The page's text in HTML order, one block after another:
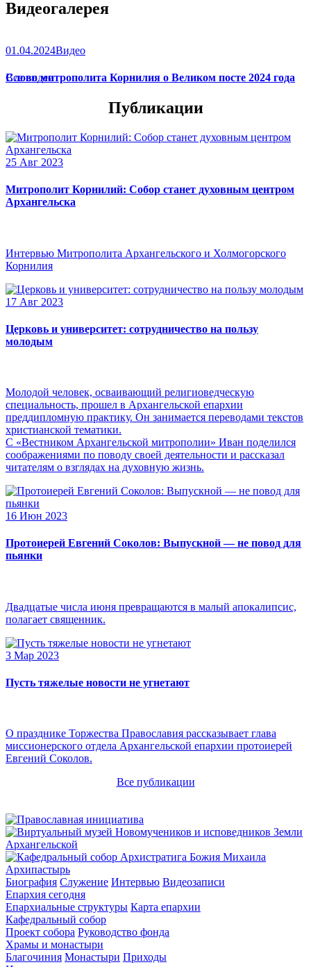
(икона),Игрицкая,Шуйская
Сергиевская(в Троице-Сергиевой Лавре).
Видеогалерея
01.04.2024Видео
Слово митрополита Корнилия о Великом посте 2024 года
Все видео
Публикации
25 Авг 2023
Митрополит Корнилий: Собор станет духовным центром
Архангельска
Интервью Митрополита Архангельского и Холмогорского
Корнилия
17 Авг 2023
Церковь и университет: сотрудничество на пользу
молодым
Молодой человек, осваивающий религиоведческую
специальность, прошел в Архангельской епархии
преддипломную практику. Он занимается переводами текстов
христианской тематики.
С «Вестником Архангельской митрополии» Иван поделился
соображениями по поводу своей деятельности и рассказал
читателям о взглядах на духовную жизнь.
16 Июн 2023
Протоиерей Евгений Соколов: Выпускной — не повод для
пьянки
Двадцатые числа июня превращаются в малый апокалипсис,
полагает священник.
3 Мар 2023
Пусть тяжелые новости не угнетают
О празднике Торжества Православия рассказывает глава
миссионерского отдела Архангельской епархии протоиерей
Евгений Соколов.
Все публикации
Архипастырь
Биография Служение Интервью Видеозаписи
Епархия сегодня
Епархиальные структуры Карта епархии
Кафедральный собор
Проект собора Руководство фонда
Храмы и монастыри
Благочиния Монастыри Приходы